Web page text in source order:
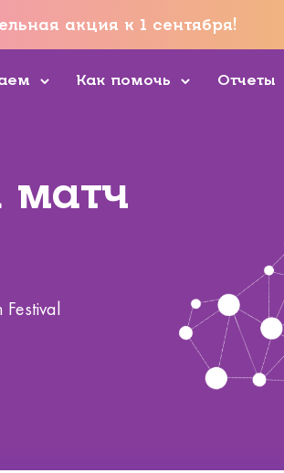
акция к 1 сентября!
Как помочь Отчеты
матч